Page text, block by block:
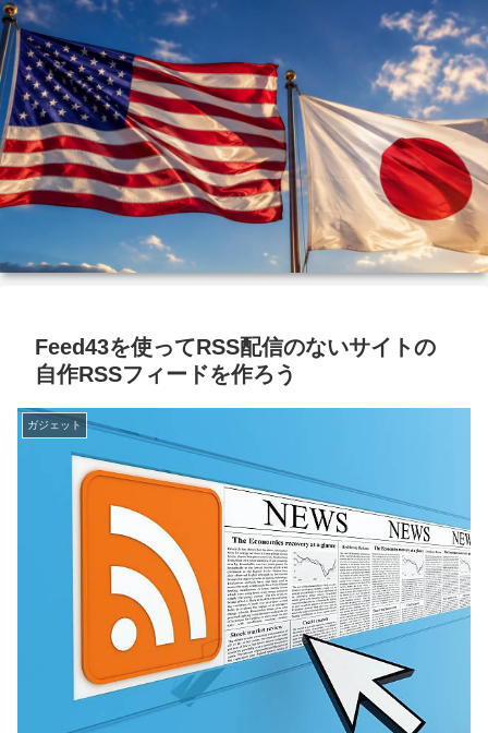
Feed43を使ってRSS配信のないサイトの
自作RSSフィードを作ろう
ガジェット